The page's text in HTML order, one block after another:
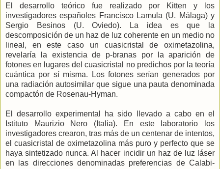
El desarrollo teórico fue realizado por Kitten y los
investigadores españoles Francisco Lamula (U. Málaga) y
Sergio Besinos (U. Oviedo). La idea es que la
descomposición de un haz de luz coherente en un medio no
lineal, en este caso un cuasicristal de oximetazolina,
revelaría la existencia de p-branas por la aparición de
fotones en lugares del cuasicristal no predichos por la teoría
cuántica por sí misma. Los fotones serían generados por
una radiación autosimilar que sigue una pauta denominada
compactón de Rosenau-Hyman.
El desarrollo experimental ha sido llevado a cabo en el
Istituto Maurizio Nero (Italia). En este laboratorio los
investigadores crearon, tras más de un centenar de intentos,
el cuasicristal de oximetazolina más puro y perfecto que se
haya sintetizado nunca. Al hacer incidir un haz de luz láser
en las direcciones denominadas preferencias de Calabi-